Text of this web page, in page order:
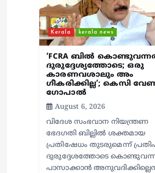
Kerala kerala news
‘FCRA ബിൽ
ദുരുദ്ദേശ്യത്തോടെ; ഒരു
കാരണവശാലും അം​
ഗീകരിക്കില്ല’; കെസി
ഗോപാൽ
August 6, 2026
വിദേശ സംഭവാന നിയന്ത്രണ
ഭേദഗതി ബില്ലിൽ ശക്തമായ
പ്രതിഷേധം തുടരുമെന്ന്
ദുരുദ്ദേശത്തോടെ
പാസാക്കാൻ